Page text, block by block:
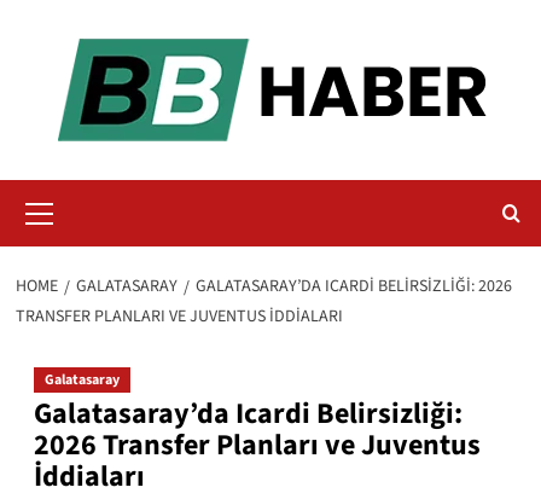
Menu
HOME GALATASARAY
GALATASARAY’DA ICARDI BELIRSIZLIĞI: 2026
TRANSFER PLANLARI VE JUVENTUS İDDIALARI
Galatasaray
Galatasaray’da Icardi Belirsizliği:
2026 Transfer Planları ve Juventus
İddiaları